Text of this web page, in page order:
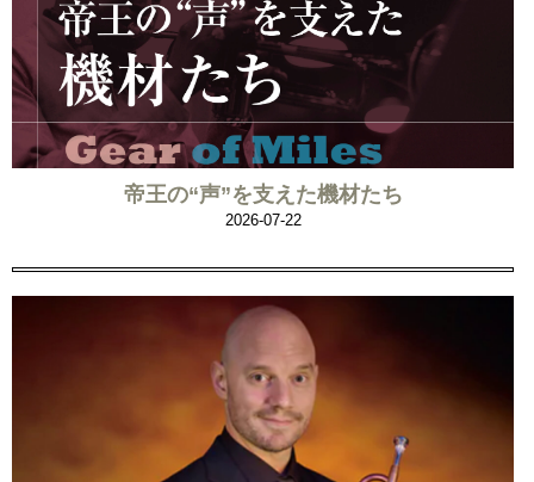
帝王の“声”を支えた機材たち
2026-07-22